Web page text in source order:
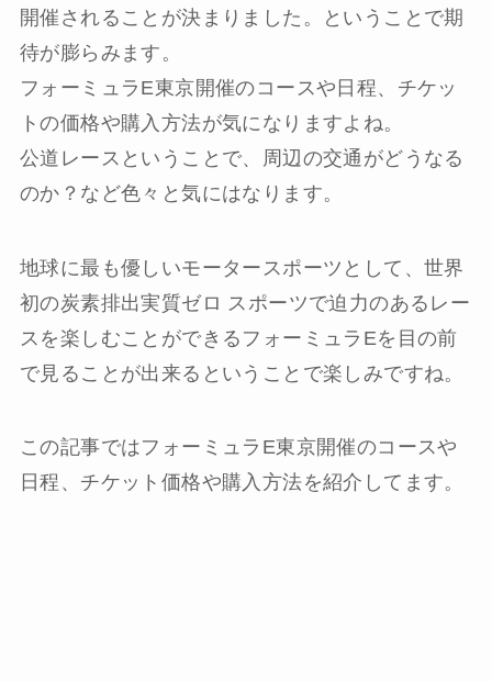
開催されることが決まりました。ということで期
待が膨らみます。
フォーミュラE東京開催のコースや日程、チケッ
トの価格や購入方法が気になりますよね。
公道レースということで、周辺の交通がどうなる
のか？など色々と気にはなります。
地球に最も優しいモータースポーツとして、世界
初の炭素排出実質ゼロ スポーツで迫力のあるレー
スを楽しむことができるフォーミュラEを目の前
で見ることが出来るということで楽しみですね。
この記事ではフォーミュラE東京開催のコースや
日程、チケット価格や購入方法を紹介してます。